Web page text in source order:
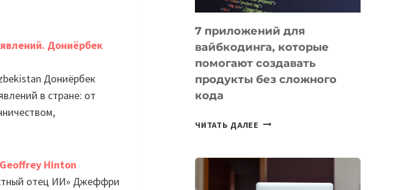
Дониёрбек
Дониёрбек
в стране: от
Hinton
отец ИИ» Джеффри
7 приложений для
вайбкодинга, которые
помогают создавать
продукты без сложного
кода
ЧИТАТЬ ДАЛЕЕ
КОТОРЫЕ